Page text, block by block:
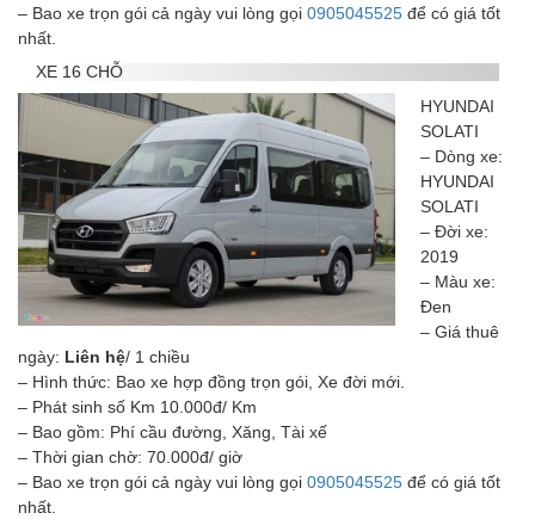
– Bao xe trọn gói cả ngày vui lòng gọi 0905045525 để có giá tốt
nhất.
XE 16 CHỖ
HYUNDAI
SOLATI
– Dòng xe:
HYUNDAI
SOLATI
– Đời xe:
2019
– Màu xe:
Đen
– Giá thuê
ngày: Liên hệ/ 1 chiều
– Hình thức: Bao xe hợp đồng trọn gói, Xe đời mới.
– Phát sinh số Km 10.000đ/ Km
– Bao gồm: Phí cầu đường, Xăng, Tài xế
– Thời gian chờ: 70.000đ/ giờ
– Bao xe trọn gói cả ngày vui lòng gọi 0905045525 để có giá tốt
nhất.